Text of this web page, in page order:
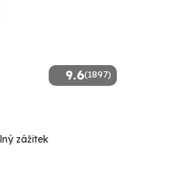
9.6(1897)
zážitek